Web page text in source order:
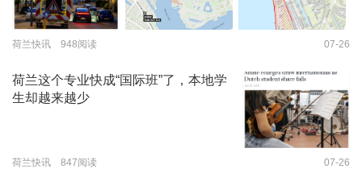
荷兰快讯 948阅读 07-26
荷兰这个专业快成“国际班”了，本地学
生却越来越少
荷兰快讯 847阅读 07-26